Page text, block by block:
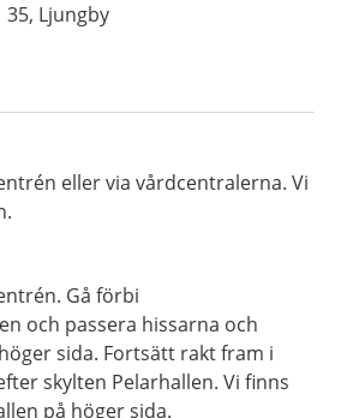
35, Ljungby
eller via vårdcentralerna. Vi
Gå förbi
och passera hissarna och
sida. Fortsätt rakt fram i
skylten Pelarhallen. Vi finns
på höger sida.